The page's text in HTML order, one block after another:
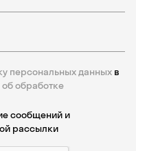
персональных данных в
обработке
сообщений и
рассылки